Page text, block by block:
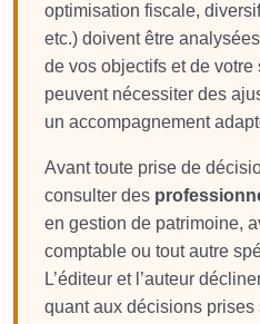
optimisation fiscale,
etc.) doivent être
de vos objectifs et de
peuvent nécessiter des
un accompagnement
Avant toute prise de
consulter des
en gestion de patrimoine,
comptable ou tout autre
L’éditeur et l’auteur
quant aux décisions prises